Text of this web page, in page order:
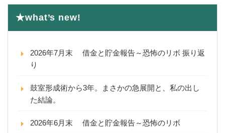
★what’s new!
2026年7月末 借金と貯金報告～恐怖のリボ 振り返
り
鼓室形成術から3年。まさかの急展開と、私の出し
た結論。
2026年6月末 借金と貯金報告～恐怖のリボ